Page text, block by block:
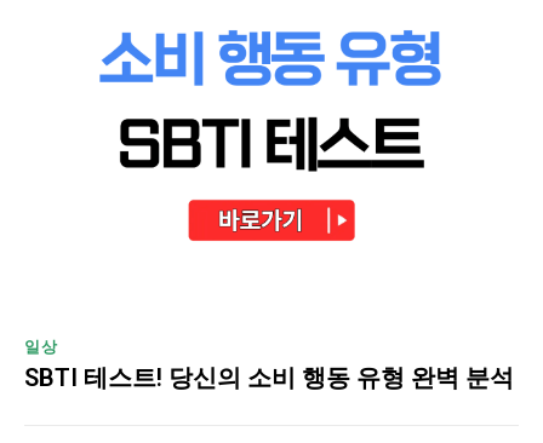
일상
SBTI 테스트! 당신의 소비 행동 유형 완벽 분석